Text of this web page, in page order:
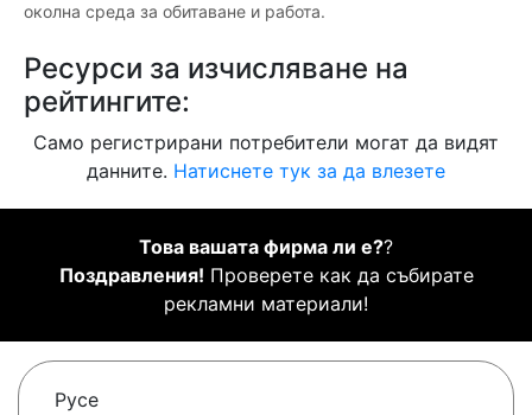
околна среда за обитаване и работа.
Ресурси за изчисляване на
рейтингите:
Само регистрирани потребители могат да видят
данните. Натиснете тук за да влезете
Това вашата фирма ли е??
Поздравления! Проверете как да събирате
рекламни материали!
Русе